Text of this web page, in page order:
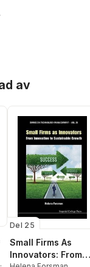
av
Del 25
Small Firms As
Innovators: From